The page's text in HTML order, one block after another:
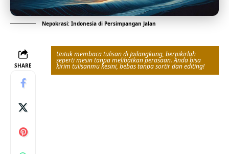
Nepokrasi: Indonesia di Persimpangan Jalan
SHARE
Untuk membaca tulisan di Jailangkung, berpikirlah
seperti mesin tanpa melibatkan perasaan. Anda bisa
kirim tulisanmu kesini, bebas tanpa sortir dan editing!